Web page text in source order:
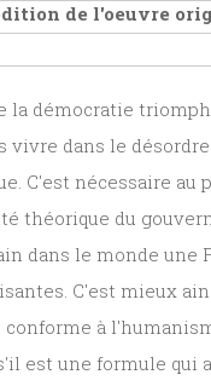
de l'oeuvre
démocratie
dans le
C'est nécessaire au
théorique du
dans le monde une
C'est mieux
à
est une formule